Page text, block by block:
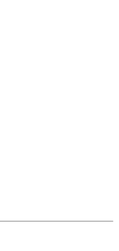
าน รับจ้างโพสต์อสัง
การโพสต์ขายอสังหา
หน้าแรกได้จริงๆ
เชื่อถือได้จริง รับ
ไม่มีค่านายหน้า
ได้มากกว่า ที่เดียว ที่